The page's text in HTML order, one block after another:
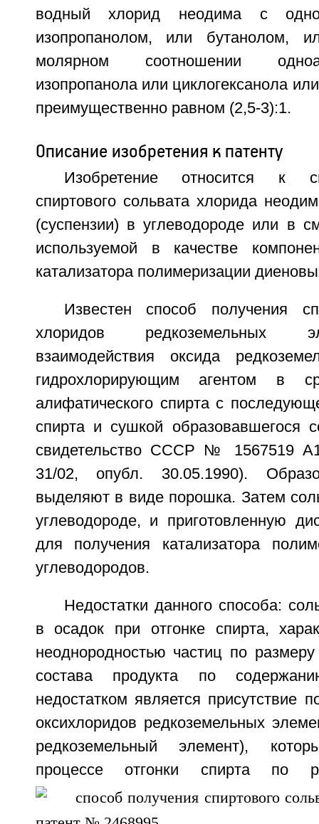
водный хлорид неодима с
изопропанолом, или бутанолом,
молярном соотношении
изопропанола или циклогексанола
преимущественно равном (2,5-3):1.
Описание изобретения к патенту
Изобретение относится к
спиртового сольвата хлорида
(суспензии) в углеводороде или в
используемой в качестве
катализатора полимеризации
Известен способ получения
хлоридов редкоземельных
взаимодействия оксида
гидрохлорирующим агентом в
алифатического спирта с
спирта и сушкой образовавшегося
свидетельство СССР № 1567519
31/02, опубл. 30.05.1990).
выделяют в виде порошка. Затем
углеводороде, и приготовленную
для получения катализатора
углеводородов.
Недостатки данного способа:
в осадок при отгонке спирта,
неоднородностью частиц по
состава продукта по
недостатком является присутствие
оксихлоридов редкоземельных
редкоземельный элемент),
процессе отгонки спирта по